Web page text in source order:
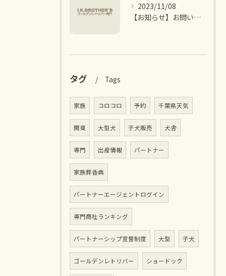
2023/11/08
【お知らせ】お問い合わせに関して。
タグ Tags
家族 コロコロ 予約 千葉県天気
関東 大型犬 子犬販売 犬舎
専門 出産情報 パートナー
家族葬香典
パートナーエージェントログイン
専門商社ランキング
パートナーシップ宣誓制度 大型 子犬
ゴールデンレトリバー ショードック